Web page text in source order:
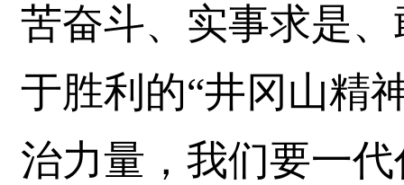
苦奋斗、实事求是
于胜利的“井冈山精
治力量，我们要一